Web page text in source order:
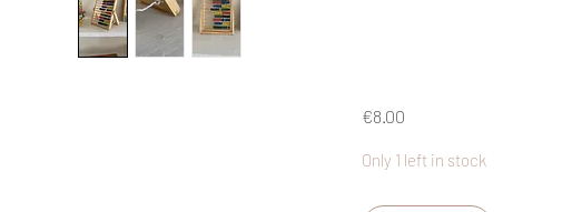
€8.00Price
Only 1 left in stock